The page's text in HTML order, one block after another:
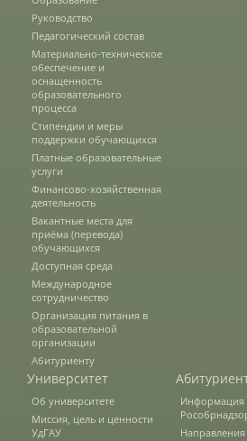
Абитуриенту
Университет
Об университете
Миссия, цель и ценности УдГАУ
Ректорат
Подразделения
Документы
Федеральные документы
Руководство
Педагогический состав
Материально-техническое
обеспечение и
оснащенность
образовательного
процесса
Стипендии и меры
поддержки обучающихся
Платные образовательные
услуги
Финансово-хозяйственная
деятельность
Вакантные места для
приёма (перевода)
обучающихся
Доступная среда
Международное
сотрудничество
Организация питания в
образовательной
организации
Абитуриенту
Университет
Об университете
Миссия, цель и ценности
УдГАУ
Информация